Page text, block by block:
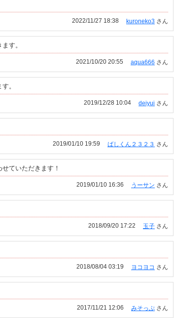
kuroneko3 さん
2022/11/27 18:38
す。
aqua666 さん
2021/10/20 20:55
。
deiyui さん
2019/12/28 10:04
ばしくん２３２３ さん
2019/01/10 19:59
ていただきます！
うーサン さん
2019/01/10 16:36
玉子 さん
2018/09/20 17:22
ヨコヨコ さん
2018/08/04 03:19
みそっぷ さん
2017/11/21 12:06